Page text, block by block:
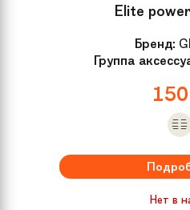
Elite
Бренд:
Группа
150
Нет в